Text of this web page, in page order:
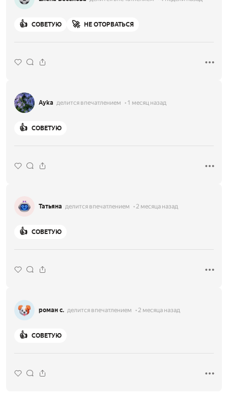
👍 СОВЕТУЮ 🚀 НЕ ОТОРВАТЬСЯ
Аyka делится впечатлением 1 месяц назад
👍 СОВЕТУЮ
Татьяна делится впечатлением 2 месяца назад
👍 СОВЕТУЮ
роман с. делится впечатлением 2 месяца назад
👍 СОВЕТУЮ